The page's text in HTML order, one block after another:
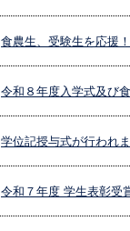
食農生、受験生を応援
令和８年度入学式及び
学位記授与式が行われ
令和７年度 学生表彰受